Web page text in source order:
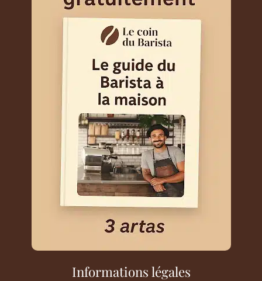
Informations légales